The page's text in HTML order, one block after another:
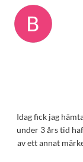
Idag fick jag
under 3 års tid
av ett annat